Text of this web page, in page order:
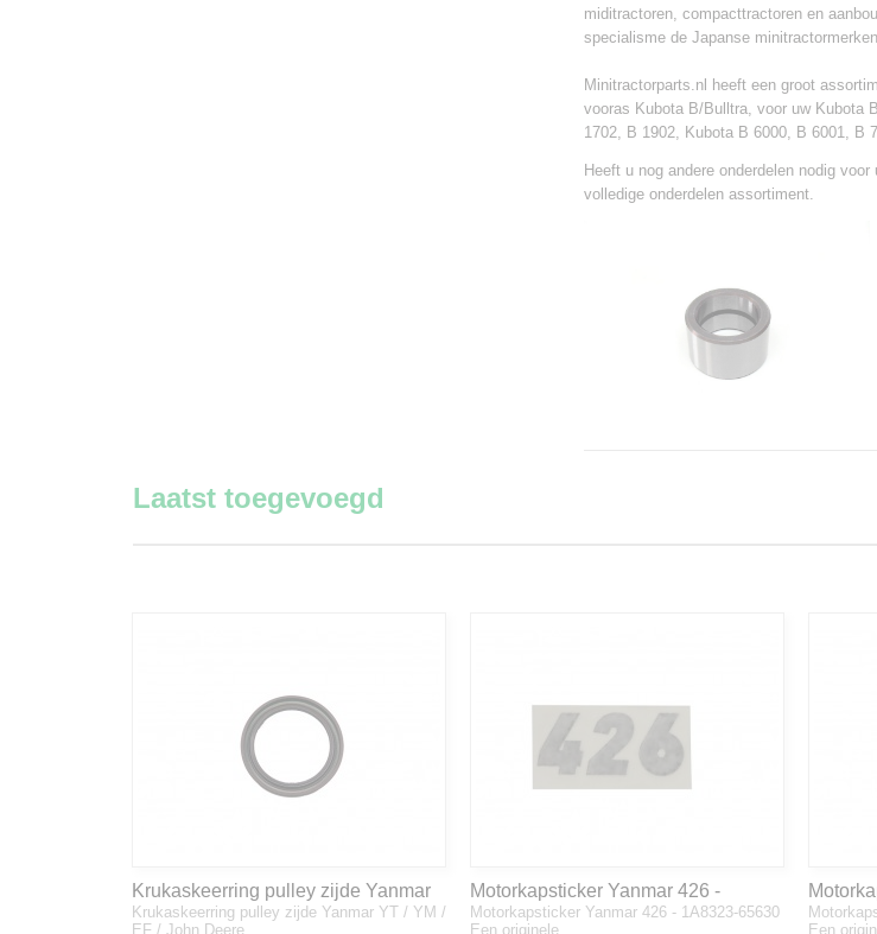
miditractoren, compacttractoren en
specialisme de Japanse
Minitractorparts.nl heeft een groot
vooras Kubota B/Bulltra, voor uw Kubota
1702, B 1902, Kubota B 6000, B 6001, B
Heeft u nog andere onderdelen nodig
volledige onderdelen assortiment.
Laatst toegevoegd
Krukaskeerring pulley zijde Yanmar
YT / YM / EF / John Deere - 119934-
Krukaskeerring pulley zijde Yanmar YT / YM /
EF / John Deere…
Motorkapsticker Yanmar 426 -
1A8323-65630
Motorkapsticker Yanmar 426 - 1A8323-65630
Een originele…
Een